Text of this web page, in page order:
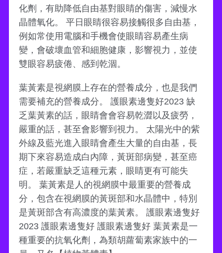
化劑，有助降低自由基對眼睛的傷害，減慢水
晶體氧化。 平日眼睛很容易接觸很多自由基，
例如常使用電腦和手機會使眼睛容易產生病
變，會破壞血管和細胞健康，影響視力，並使
雙眼容易疲倦、感到乾涸。
葉黃素是視網膜上存在的營養成分，也是我們
需要補充的營養成分。 護眼素邊隻好2023 缺
乏葉黃素的話，眼睛會會容易乾澀以及疲勞，
嚴重的話，甚至會影響到視力。 太陽光中的紫
外線及藍光進入眼睛會產生大量的自由基，長
期下來容易造成白內障，黃斑部病變，甚至癌
症，若嚴重缺乏這種元素，眼睛更有可能失
明。 葉黃素是人的視網膜中最重要的營養成
分，包含在視網膜的黃斑部和水晶體中，特別
是黃斑部含有高濃度的葉黃素。 護眼素邊隻好
2023 護眼素邊隻好 護眼素邊隻好 葉黃素是一
種重要的抗氧化劑，為類胡蘿蔔素家族中的一